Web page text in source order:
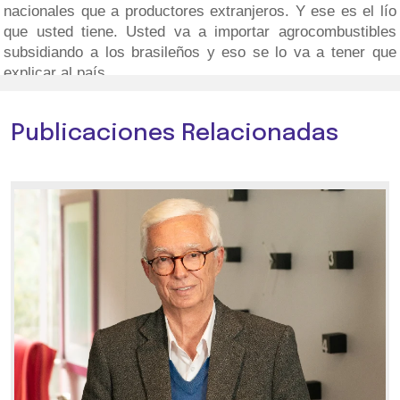
nacionales que a productores extranjeros. Y ese es el lío
que usted tiene. Usted va a importar agrocombustibles
subsidiando a los brasileños y eso se lo va a tener que
explicar al país.
Publicaciones Relacionadas